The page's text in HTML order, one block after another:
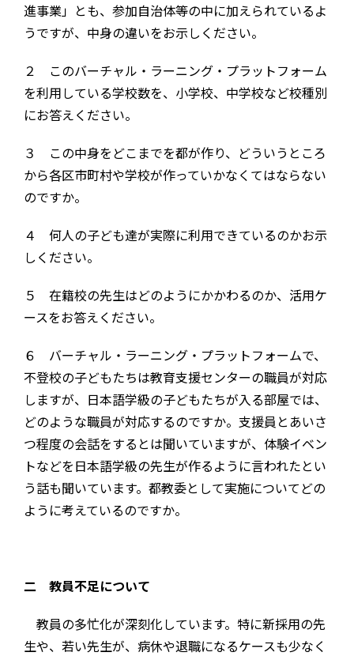
進事業」とも、参加自治体等の中に加えられているよ
うですが、中身の違いをお示しください。
２ このバーチャル・ラーニング・プラットフォーム
を利用している学校数を、小学校、中学校など校種別
にお答えください。
３ この中身をどこまでを都が作り、どういうところ
から各区市町村や学校が作っていかなくてはならない
のですか。
４ 何人の子ども達が実際に利用できているのかお示
しください。
５ 在籍校の先生はどのようにかかわるのか、活用ケ
ースをお答えください。
６ バーチャル・ラーニング・プラットフォームで、
不登校の子どもたちは教育支援センターの職員が対応
しますが、日本語学級の子どもたちが入る部屋では、
どのような職員が対応するのですか。支援員とあいさ
つ程度の会話をするとは聞いていますが、体験イベン
トなどを日本語学級の先生が作るように言われたとい
う話も聞いています。都教委として実施についてどの
ように考えているのですか。
二 教員不足について
教員の多忙化が深刻化しています。特に新採用の先
生や、若い先生が、病休や退職になるケースも少なく